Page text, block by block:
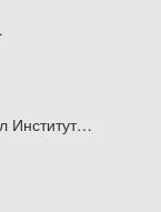
Институт…